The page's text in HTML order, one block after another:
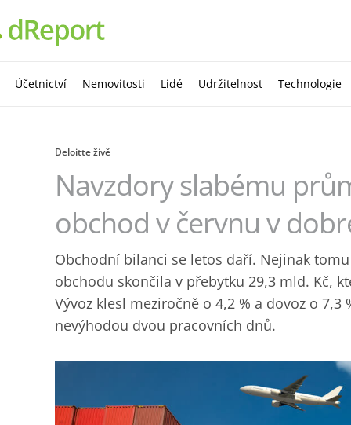
Účetnictví Nemovitosti Lidé Udržitelnost Technologie
Deloitte živě
Navzdory slabému
obchod v červnu v
Obchodní bilanci se letos daří. Nejinak
obchodu skončila v přebytku 29,3 mld. Kč,
Vývoz klesl meziročně o 4,2 % a dovoz o
nevýhodou dvou pracovních dnů.